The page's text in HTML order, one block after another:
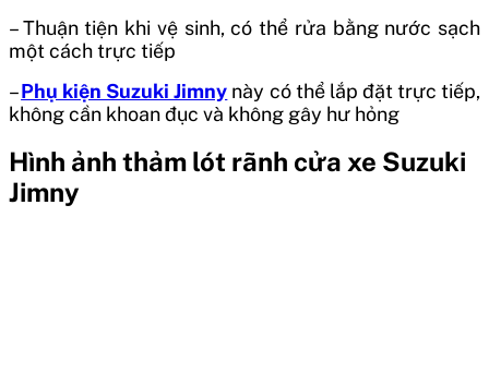
– Thuận tiện khi vệ sinh, có thể rửa bằng nước sạch
một cách trực tiếp
–Phụ kiện Suzuki Jimny này có thể lắp đặt trực tiếp,
không cần khoan đục và không gây hư hỏng
Hình ảnh thảm lót rãnh cửa xe Suzuki
Jimny